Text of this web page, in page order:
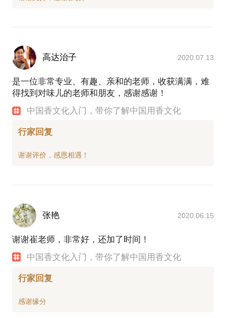
高达治子 2020.07.13
是一位非常专业、有趣、亲和的老师，收获满满，难
得找到对味儿的老师和朋友，感谢感谢！
中国香文化入门，带你了解中国用香文化
行家回复
张艳 2020.06.15
谢谢崔老师，非常好，还加了时间！
中国香文化入门，带你了解中国用香文化
行家回复